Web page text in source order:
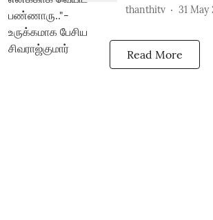
thanthitv 31 May
Read More